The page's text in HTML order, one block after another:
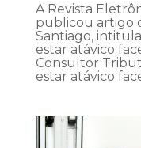
A Revista
publicou artigo
Santiago,
estar atávico
Consultor
estar atávico